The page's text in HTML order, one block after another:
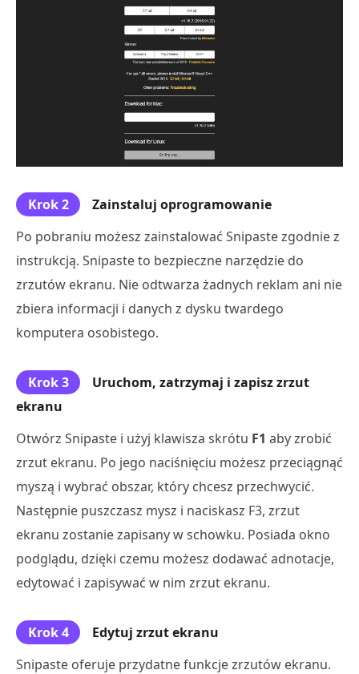
Krok 2
Zainstaluj oprogramowanie
Po pobraniu możesz zainstalować Snipaste zgodnie z
instrukcją. Snipaste to bezpieczne narzędzie do
zrzutów ekranu. Nie odtwarza żadnych reklam ani nie
zbiera informacji i danych z dysku twardego
komputera osobistego.
Krok 3
Uruchom, zatrzymaj i zapisz zrzut
ekranu
Otwórz Snipaste i użyj klawisza skrótu F1 aby zrobić
zrzut ekranu. Po jego naciśnięciu możesz przeciągnąć
myszą i wybrać obszar, który chcesz przechwycić.
Następnie puszczasz mysz i naciskasz F3, zrzut
ekranu zostanie zapisany w schowku. Posiada okno
podglądu, dzięki czemu możesz dodawać adnotacje,
edytować i zapisywać w nim zrzut ekranu.
Krok 4
Edytuj zrzut ekranu
Snipaste oferuje przydatne funkcje zrzutów ekranu.